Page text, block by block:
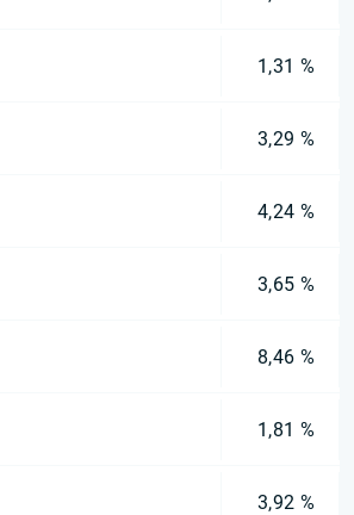
1,31 %
3,29 %
4,24 %
3,65 %
8,46 %
1,81 %
3,92 %